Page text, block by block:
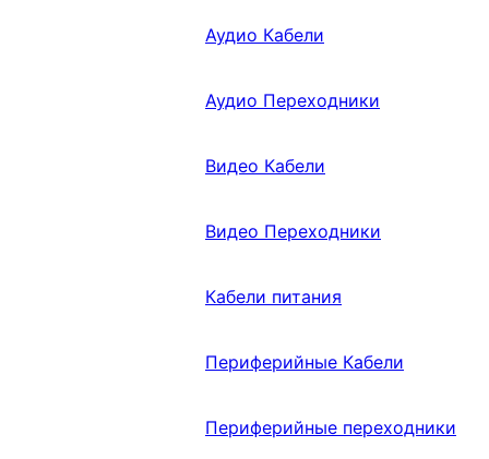
Аудио Кабели
Аудио Переходники
Видео Кабели
Видео Переходники
Кабели питания
Периферийные Кабели
Периферийные переходники